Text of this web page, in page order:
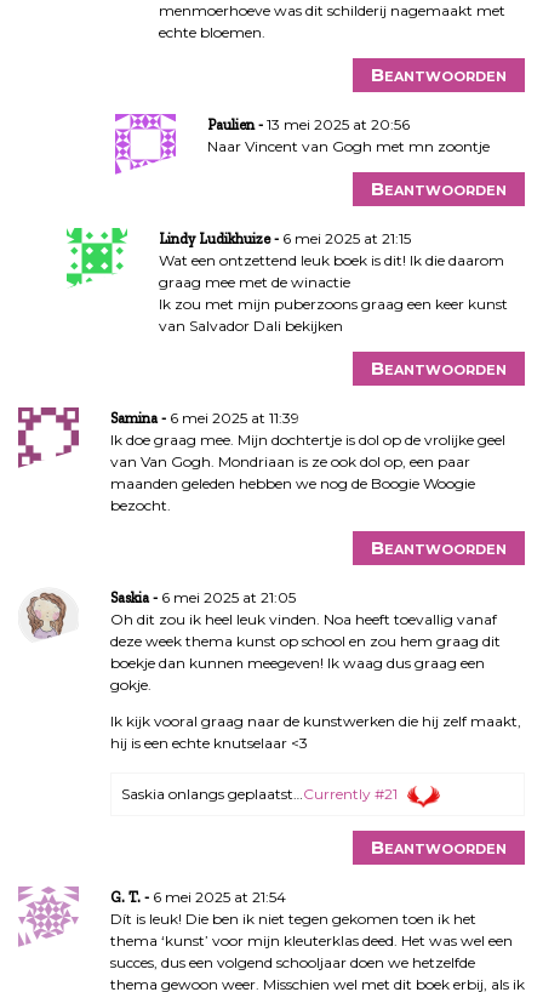
menmoerhoeve was dit schilderij nagemaakt met
echte bloemen.
Beantwoorden
Paulien
13 mei 2025 at 20:56
Naar Vincent van Gogh met mn zoontje
Beantwoorden
Lindy Ludikhuize
6 mei 2025 at 21:15
Wat een ontzettend leuk boek is dit! Ik die daarom
graag mee met de winactie
Ik zou met mijn puberzoons graag een keer kunst
van Salvador Dali bekijken
Beantwoorden
Samina
6 mei 2025 at 11:39
Ik doe graag mee. Mijn dochtertje is dol op de vrolijke geel
van Van Gogh. Mondriaan is ze ook dol op, een paar
maanden geleden hebben we nog de Boogie Woogie
bezocht.
Beantwoorden
Saskia
6 mei 2025 at 21:05
Oh dit zou ik heel leuk vinden. Noa heeft toevallig vanaf
deze week thema kunst op school en zou hem graag dit
boekje dan kunnen meegeven! Ik waag dus graag een
gokje.
Ik kijk vooral graag naar de kunstwerken die hij zelf maakt,
hij is een echte knutselaar <3
Saskia onlangs geplaatst… Currently #21
Beantwoorden
G. T.
6 mei 2025 at 21:54
Dít is leuk! Die ben ik niet tegen gekomen toen ik het
thema ‘kunst’ voor mijn kleuterklas deed. Het was wel een
succes, dus een volgend schooljaar doen we hetzelfde
thema gewoon weer. Misschien wel met dit boek erbij, als ik